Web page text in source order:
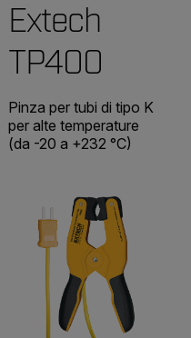
Extech
TP400
Pinza per tubi di tipo K
per alte temperature
(da -20 a +232 °C)